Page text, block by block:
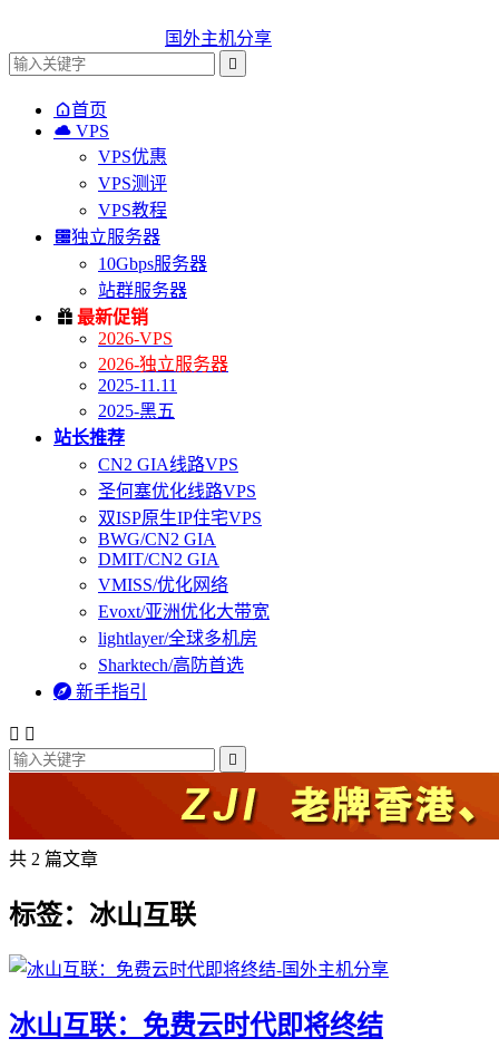
国外主机分享

首页
 VPS
VPS优惠
VPS测评
VPS教程
独立服务器
10Gbps服务器
站群服务器
 最新促销
2026-VPS
2026-独立服务器
2025-11.11
2025-黑五
站长推荐
CN2 GIA线路VPS
圣何塞优化线路VPS
双ISP原生IP住宅VPS
BWG/CN2 GIA
DMIT/CN2 GIA
VMISS/优化网络
Evoxt/亚洲优化大带宽
lightlayer/全球多机房
Sharktech/高防首选
 新手指引
 

共 2 篇文章
标签：冰山互联
冰山互联：免费云时代即将终结